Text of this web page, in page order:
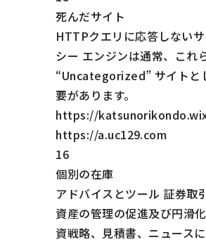
死んだサイト
HTTPクエリに応答しない
シー エンジンは通常、これ
“Uncategorized” サイトと
要があります。
https://
https://a.uc129.com
16
個別の在庫
アドバイスとツール 証券取
資産の管理の促進及び円滑
資戦略、見積書、ニュース